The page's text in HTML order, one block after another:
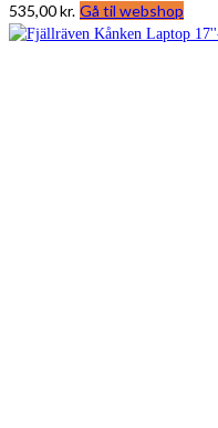
535,00kr. Gå til webshop